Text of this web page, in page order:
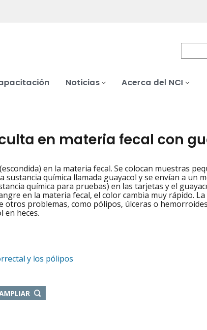
Noticias Acerca del NCI
en materia fecal con
en la materia fecal. Se colocan muestras
sustancia química llamada guayacol y se envían a un
química para pruebas) en las tarjetas y el
en la materia fecal, el color cambia muy rápido.
otros problemas, como pólipos, úlceras o
en heces.
y los pólipos
ABRE